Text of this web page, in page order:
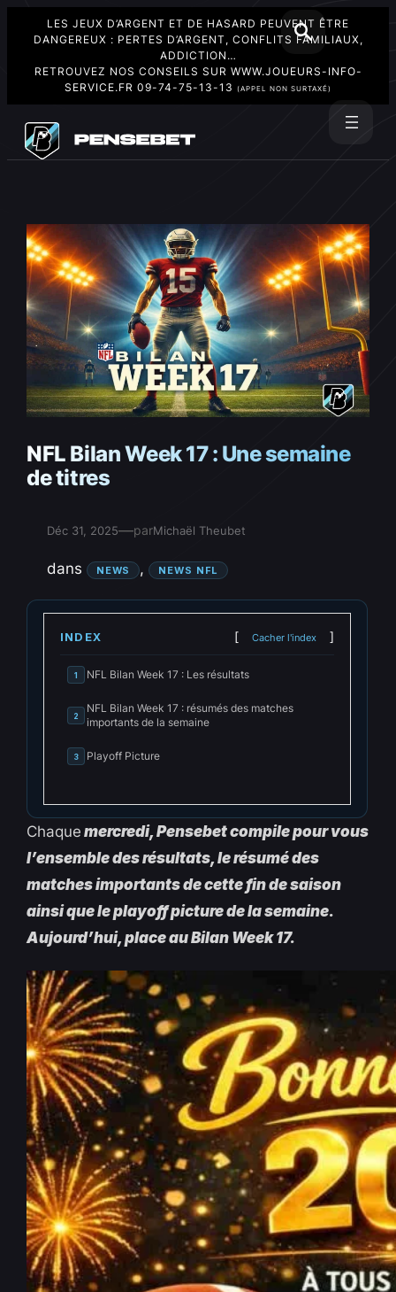
LES JEUX D’ARGENT ET DE HASARD PEUVENT ÊTRE
DANGEREUX : PERTES D’ARGENT, CONFLITS FAMILIAUX,
ADDICTION…
RETROUVEZ NOS CONSEILS SUR WWW.JOUEURS-INFO-
SERVICE.FR 09-74-75-13-13 (APPEL NON SURTAXÉ)
contenu
NFL Bilan Week 17 : Une semaine
de titres
Déc 31, 2025—parMichaël Theubet
dans NEWS , NEWS NFL
INDEX Cacher l'index
1 NFL Bilan Week 17 : Les résultats
2
NFL Bilan Week 17 : résumés des matches
importants de la semaine
3 Playoff Picture
Chaque mercredi, Pensebet compile pour vous
l’ensemble des résultats, le résumé des
matches importants de cette fin de saison
ainsi que le playoff picture de la semaine.
Aujourd’hui, place au Bilan Week 17.